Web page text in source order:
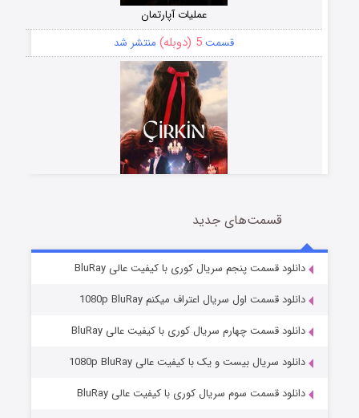
عملیات آپارتمان
قسمت5 (دوبله) منتشر شد
سریال زشت
قسمت2 (زیرنویس) منتشر شد
قسمت‌های جدید
دانلود قسمت پنجم سریال کوری با کیفیت عالی BluRay
دانلود قسمت اول سریال اعتراف میکنم 1080p BluRay
دانلود قسمت چهارم سریال کوری با کیفیت عالی BluRay
دانلود سریال بیست و یک با کیفیت عالی 1080p BluRay
دانلود قسمت سوم سریال کوری با کیفیت عالی BluRay